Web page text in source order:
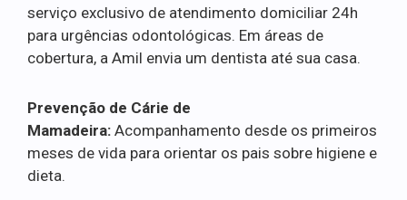
serviço exclusivo de atendimento domiciliar 24h
para urgências odontológicas. Em áreas de
cobertura, a Amil envia um dentista até sua casa.
Prevenção de Cárie de
Mamadeira: Acompanhamento desde os primeiros
meses de vida para orientar os pais sobre higiene e
dieta.